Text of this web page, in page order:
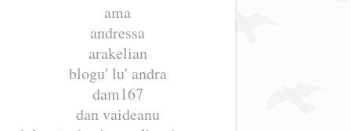
ama
andressa
arakelian
blogu' lu' andra
dam167
dan vaideanu